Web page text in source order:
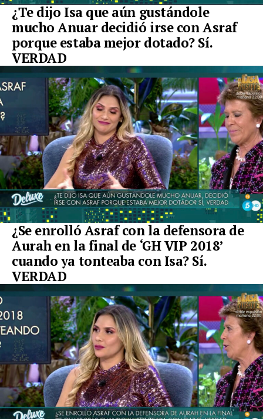
¿Te dijo Isa que aún gustándole
mucho Anuar decidió irse con Asraf
porque estaba mejor dotado? Sí.
VERDAD
¿Se enrolló Asraf con la defensora de
Aurah en la final de ‘GH VIP 2018’
cuando ya tonteaba con Isa? Sí.
VERDAD